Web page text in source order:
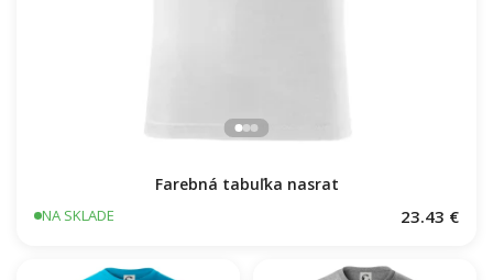
Farebná tabuľka nasrat
NA SKLADE 23.43 €